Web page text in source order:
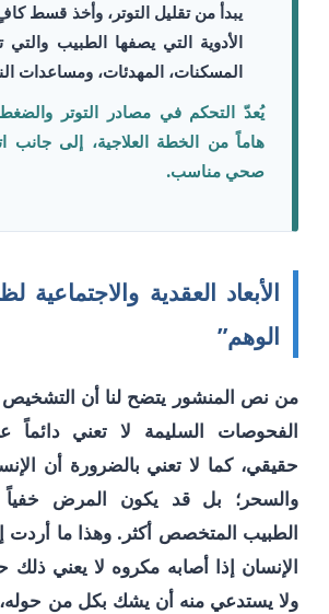
يبدأ من تقليل التوتر، وأخذ قسط
الأدوية التي يصفها الطبيب والتي
المسكنات، المهدئات، ومساعدات
يُعدّ التحكم في مصادر التوتر
هاماً من الخطة العلاجية، إلى جانب
صحي مناسب.
الأبعاد العقدية
الوهم”
من نص المنشور يتضح لنا أن التشخيص
الفحوصات السليمة لا تعني
حقيقي، كما لا تعني بالضرورة أن
والسحر؛ بل قد يكون المرض خفياً
الطبيب المتخصص أكثر. وهذا ما أردت
الإنسان إذا أصابه مكروه لا يعني
ولا يستدعي منه أن يشك بكل من حوله،